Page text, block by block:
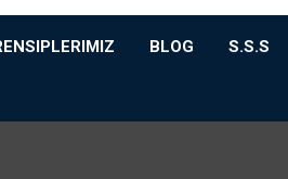
BLOG S.S.S